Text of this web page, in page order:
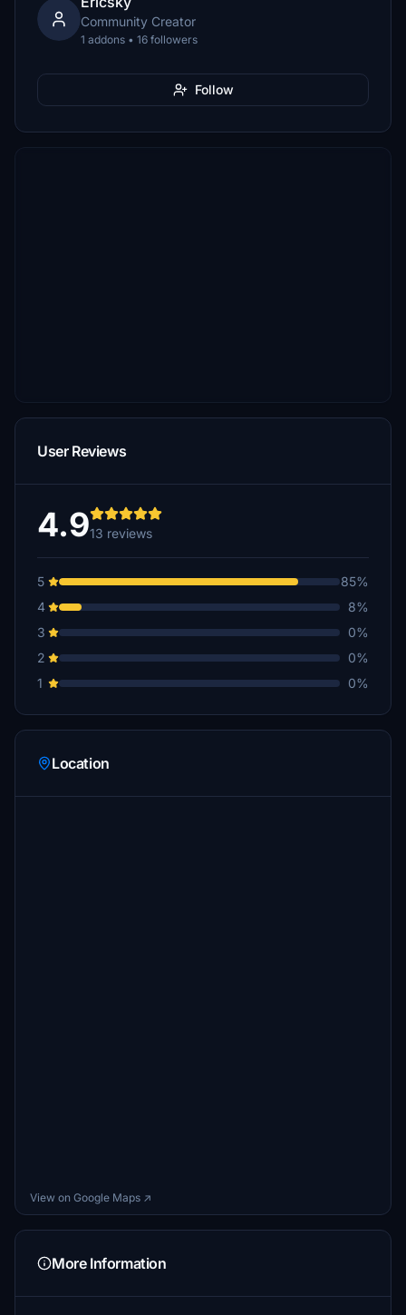
Community Creator
1 addons • 16 followers
Follow
User Reviews
4.913 reviews
5
85%
4
8%
3
0%
2
0%
1
0%
Location
View on Google Maps ↗
More Information